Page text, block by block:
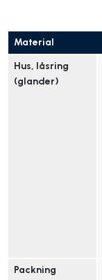
Material
Hus, låsring
(glander)
Packning